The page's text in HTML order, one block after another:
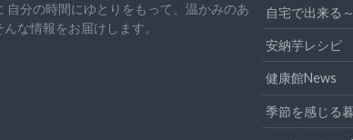
自分の時間にゆとりをもって、 温かみのあ
な情報をお届けします。
自宅で出来る
安納芋レシピ
健康館News
季節を感じる